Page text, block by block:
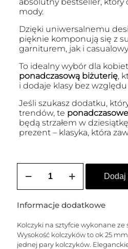
absolutny bestseller, który
mody.
Dzięki uniwersalnemu
pięknie komponują się z
garniturem, jak i
To idealny wybór dla
ponadczasową biżuterię,
i dodaje klasy bez względu
Jeśli szukasz dodatku,
trendów, te
będą strzałem w
prezent – klasyka, która
Kolczyki
-
(KROPLE)
Dodaj
Informacje dodatkowe
Kolczyki na sztyfcie wykonane ze
Wysokość kolczyków to ok 25
jednej pary kolczyków.